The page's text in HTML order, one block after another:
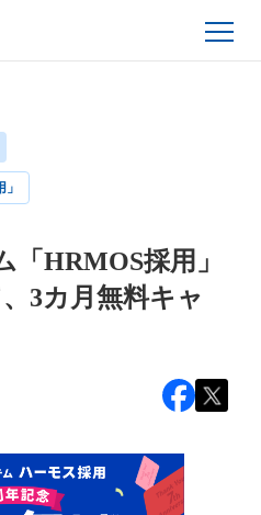
HRMOS採用」
3カ月無料キャ